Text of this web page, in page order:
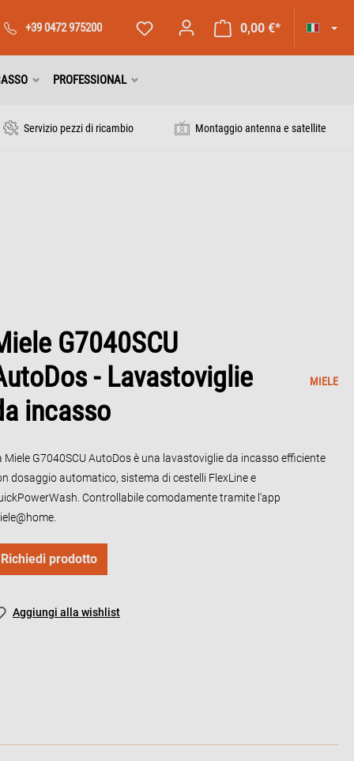
+39 0472 975200 0,00 €*
PROFESSIONAL
Servizio pezzi di ricambio Montaggio antenna e satellite
G7040SCU
- Lavastoviglie
incasso
MIELE
Miele G7040SCU AutoDos è una lavastoviglie da incasso efficiente
dosaggio automatico, sistema di cestelli FlexLine e
Controllabile comodamente tramite l'app
Richiedi prodotto
Aggiungi alla wishlist